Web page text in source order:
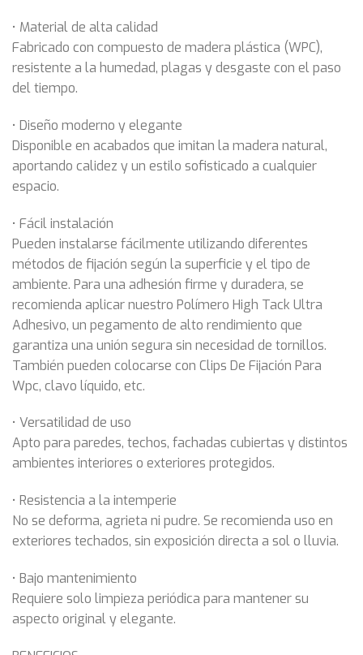
• Material de alta calidad
Fabricado con compuesto de madera plástica (WPC),
resistente a la humedad, plagas y desgaste con el paso
del tiempo.
• Diseño moderno y elegante
Disponible en acabados que imitan la madera natural,
aportando calidez y un estilo sofisticado a cualquier
espacio.
• Fácil instalación
Pueden instalarse fácilmente utilizando diferentes
métodos de fijación según la superficie y el tipo de
ambiente. Para una adhesión firme y duradera, se
recomienda aplicar nuestro Polímero High Tack Ultra
Adhesivo, un pegamento de alto rendimiento que
garantiza una unión segura sin necesidad de tornillos.
También pueden colocarse con Clips De Fijación Para
Wpc, clavo líquido, etc.
• Versatilidad de uso
Apto para paredes, techos, fachadas cubiertas y distintos
ambientes interiores o exteriores protegidos.
• Resistencia a la intemperie
No se deforma, agrieta ni pudre. Se recomienda uso en
exteriores techados, sin exposición directa a sol o lluvia.
• Bajo mantenimiento
Requiere solo limpieza periódica para mantener su
aspecto original y elegante.